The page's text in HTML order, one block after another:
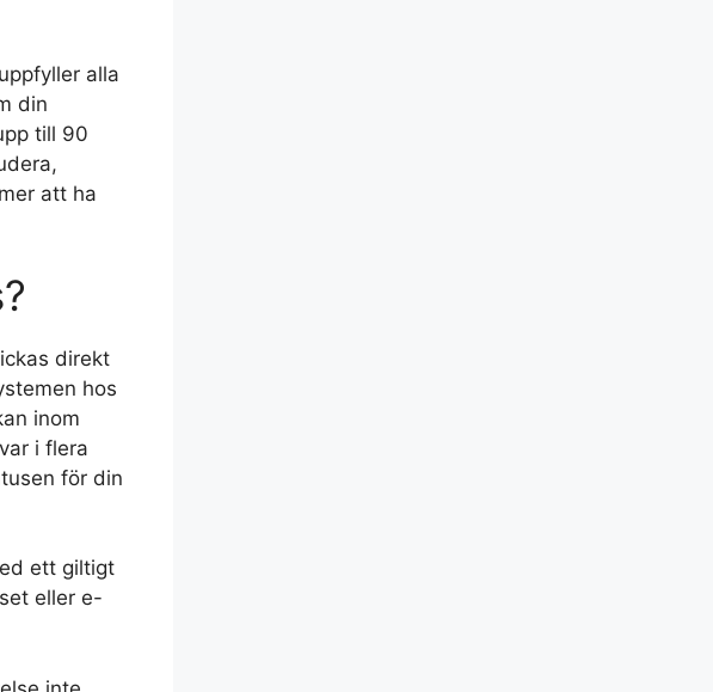
alla
din
till 90
att ha
direkt
hos
inom
i flera
för din
ett giltigt
eller e-